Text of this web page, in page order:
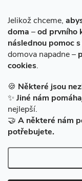
Jelikož chceme,
doma –od prvního
následnou pomoc
domova napadne –
cookies.
🍪 Některé jsou
✨ Jiné nám
nejlepší.
🤝 A některé nám
potřebujete.
Facebook
Copyright 2026